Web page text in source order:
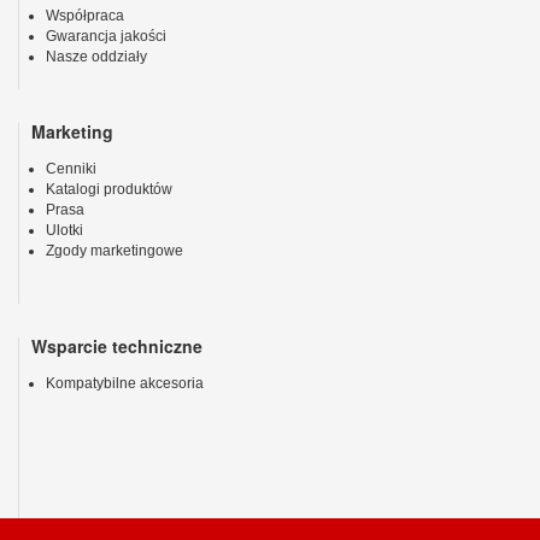
Współpraca
Gwarancja jakości
Nasze oddziały
Marketing
Cenniki
Katalogi produktów
Prasa
Ulotki
Zgody marketingowe
Wsparcie techniczne
Kompatybilne akcesoria